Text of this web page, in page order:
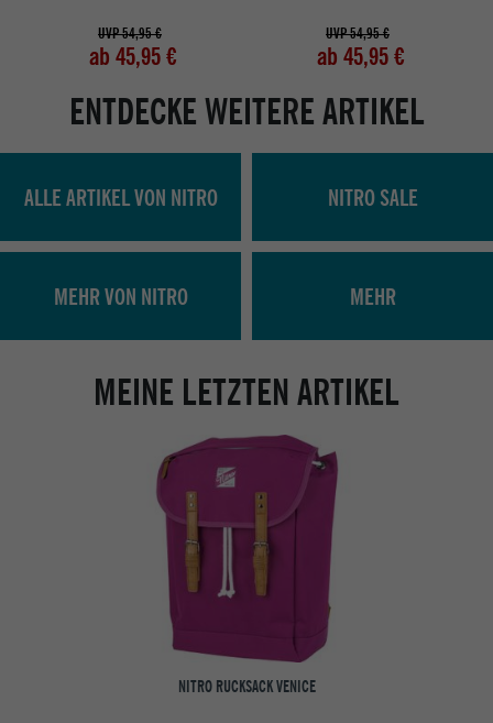
UVP 54,95 €
ab 45,95 €
UVP 54,95 €
ab 45,95 €
ENTDECKE WEITERE ARTIKEL
ALLE ARTIKEL VON NITRO NITRO SALE
MEHR VON NITRO MEHR
MEINE LETZTEN ARTIKEL
NITRO RUCKSACK VENICE